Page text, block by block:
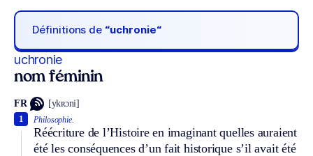
Définitions de “uchronie“
uchronie
nom féminin
FR [ykʀɔni]
Philosophie.
Réécriture de l’Histoire en imaginant quelles auraient
été les conséquences d’un fait historique s’il avait été
1